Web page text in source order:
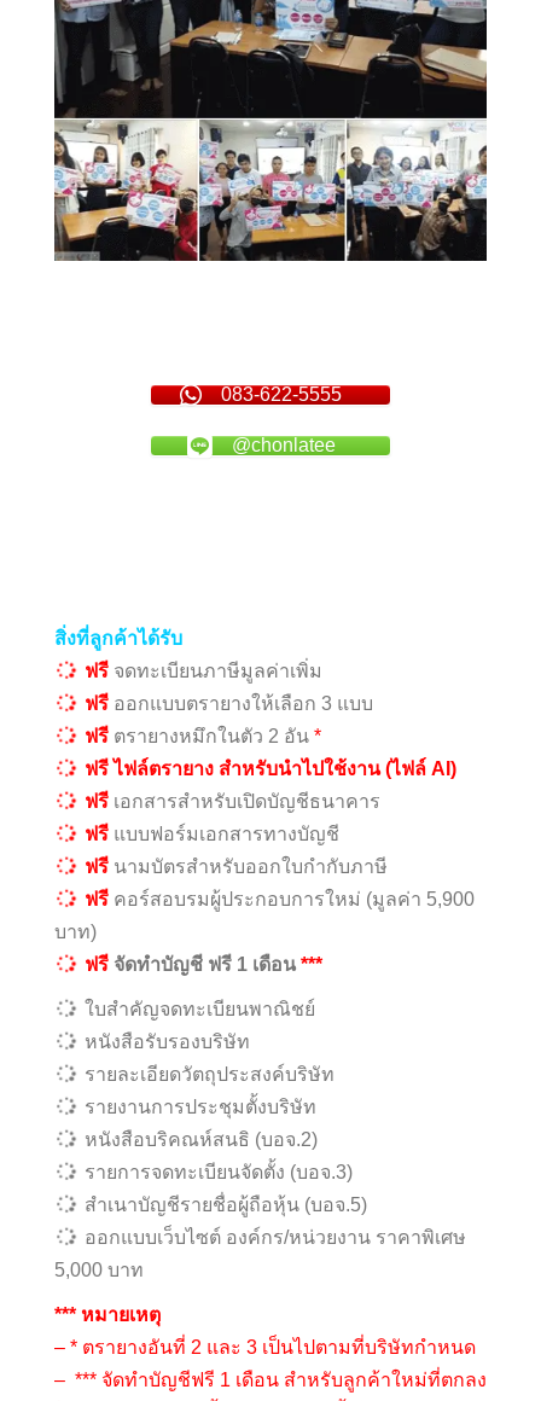
083-622-5555
@chonlatee
สิ่งที่ลูกค้าได้รับ
ฟรีจดทะเบียนภาษีมูลค่าเพิ่ม
ฟรีออกแบบตรายางให้เลือก 3 แบบ
ฟรีตรายางหมึกในตัว 2 อัน *
ฟรี ไฟล์ตรายาง สำหรับนำไปใช้งาน (ไฟล์ AI)
ฟรีเอกสารสำหรับเปิดบัญชีธนาคาร
ฟรีแบบฟอร์มเอกสารทางบัญชี
ฟรีนามบัตรสำหรับออกใบกำกับภาษี
ฟรีคอร์สอบรมผู้ประกอบการใหม่ (มูลค่า 5,900
บาท)
ฟรี จัดทำบัญชี ฟรี 1 เดือน ***
ใบสำคัญจดทะเบียนพาณิชย์
หนังสือรับรองบริษัท
รายละเอียดวัตถุประสงค์บริษัท
รายงานการประชุมตั้งบริษัท
หนังสือบริคณห์สนธิ (บอจ.2)
รายการจดทะเบียนจัดตั้ง (บอจ.3)
สำเนาบัญชีรายชื่อผู้ถือหุ้น (บอจ.5)
ออกแบบเว็บไซต์ องค์กร/หน่วยงาน ราคาพิเศษ
5,000 บาท
*** หมายเหตุ
– * ตรายางอันที่ 2 และ 3 เป็นไปตามที่บริษัทกำหนด
– *** จัดทำบัญชีฟรี 1 เดือน สำหรับลูกค้าใหม่ที่ตกลง